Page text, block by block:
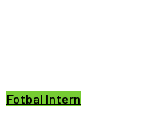
Fotbal Intern